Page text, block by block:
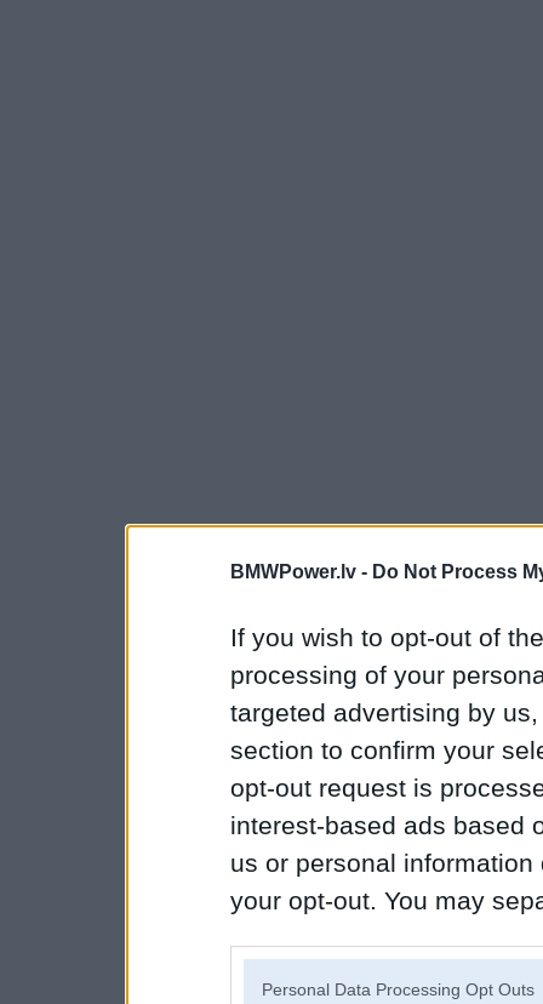
BMWPower.lv - Do Not Process
If you wish to opt-out of
processing of your
targeted advertising by
section to confirm your
opt-out request is
interest-based ads based
us or personal
your opt-out. You may
Personal Data Processing Opt Outs